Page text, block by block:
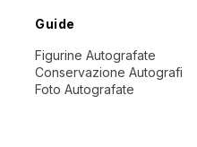
Guide
Figurine Autografate
Conservazione Autografi
Foto Autografate